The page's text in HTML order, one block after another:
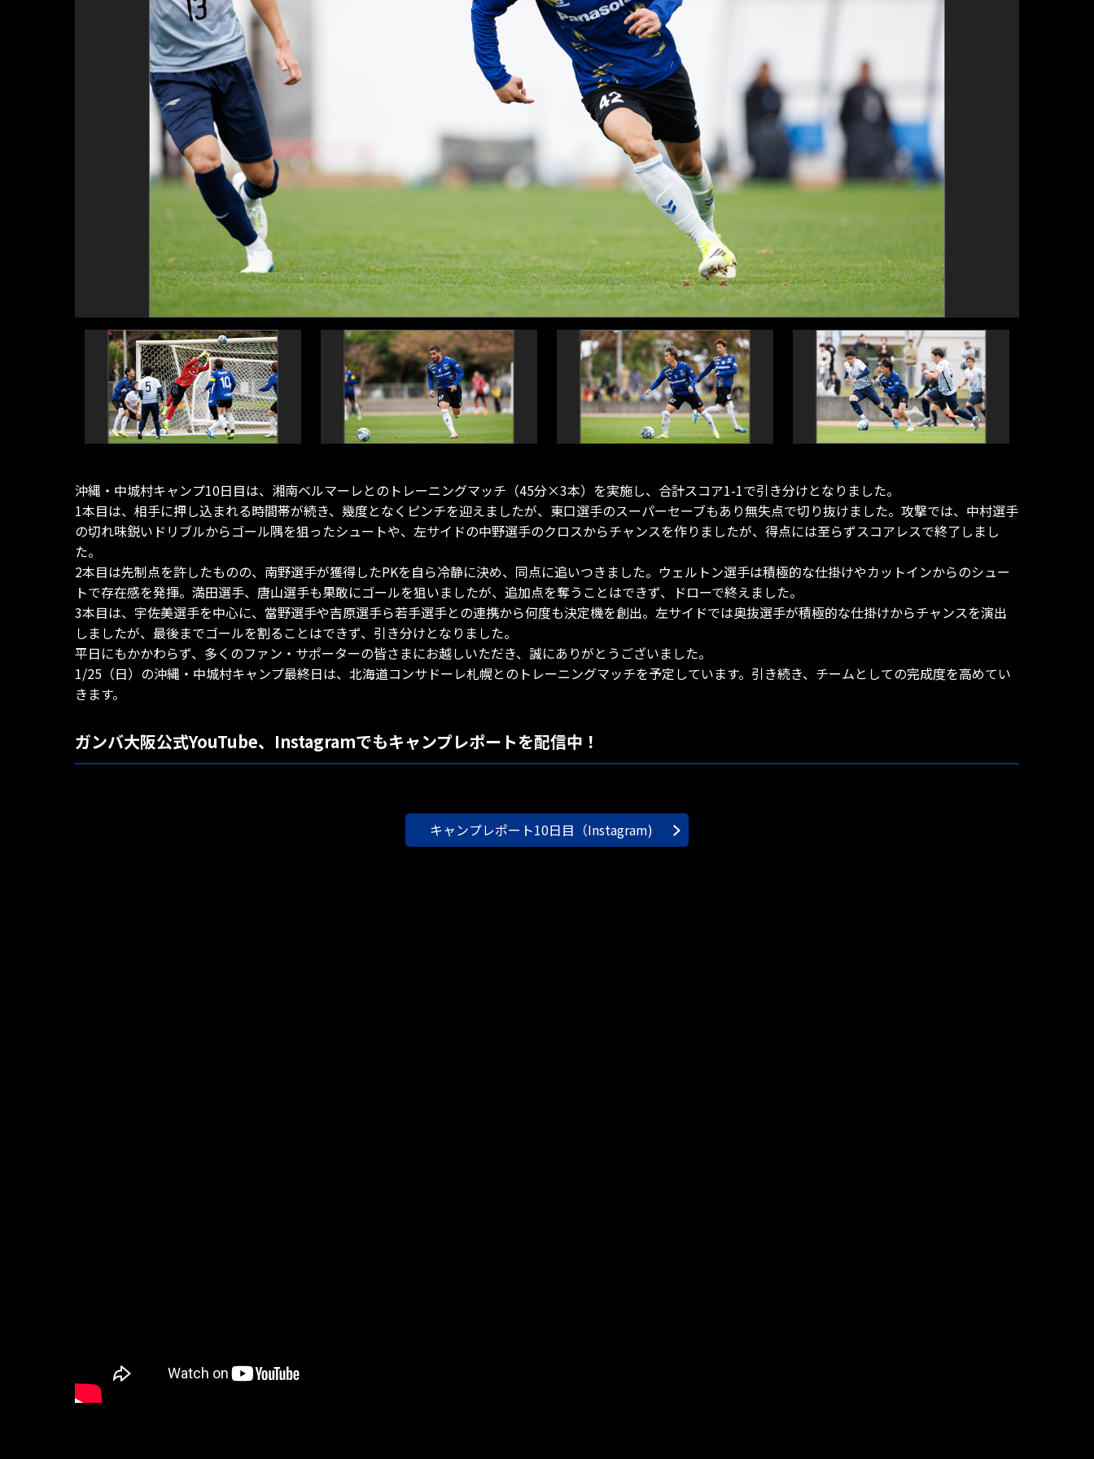
沖縄・中城村キャンプ10日目は、湘南ベルマーレとのトレーニングマッチ（45分×3本）を実施し、合計スコア1-1で引き分けとなりました。
1本目は、相手に押し込まれる時間帯が続き、幾度となくピンチを迎えましたが、東口選手のスーパーセーブもあり無失点で切り抜けました。攻撃では、中村選手
の切れ味鋭いドリブルからゴール隅を狙ったシュートや、左サイドの中野選手のクロスからチャンスを作りましたが、得点には至らずスコアレスで終了しまし
た。
2本目は先制点を許したものの、南野選手が獲得したPKを自ら冷静に決め、同点に追いつきました。ウェルトン選手は積極的な仕掛けやカットインからのシュー
トで存在感を発揮。満田選手、唐山選手も果敢にゴールを狙いましたが、追加点を奪うことはできず、ドローで終えました。
3本目は、宇佐美選手を中心に、當野選手や吉原選手ら若手選手との連携から何度も決定機を創出。左サイドでは奥抜選手が積極的な仕掛けからチャンスを演出
しましたが、最後までゴールを割ることはできず、引き分けとなりました。
平日にもかかわらず、多くのファン・サポーターの皆さまにお越しいただき、誠にありがとうございました。
1/25（日）の沖縄・中城村キャンプ最終日は、北海道コンサドーレ札幌とのトレーニングマッチを予定しています。引き続き、チームとしての完成度を高めてい
きます。
ガンバ大阪公式YouTube、Instagramでもキャンプレポートを配信中！
キャンプレポート10日目（Instagram)